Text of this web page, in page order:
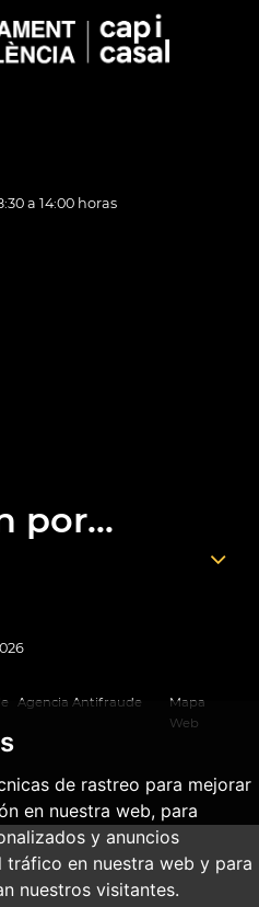
de rastreo para mejorar
en nuestra web, para
y anuncios
tráfico en nuestra web y para
nuestros visitantes.
a 14:00 horas
por...
Agencia Antifraude
Mapa
Web